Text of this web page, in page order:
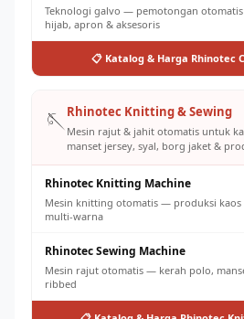
Teknologi galvo — pemotongan
hijab, apron & aksesoris
📋 Katalog & Harga Rhinotec
🪡Rhinotec Knitting & Sewing
Mesin rajut & jahit otomatis untuk
manset jersey, syal, borg jaket &
Rhinotec Knitting Machine
Mesin knitting otomatis — produksi kaos
multi-warna
Rhinotec Sewing Machine
Mesin rajut otomatis — kerah polo,
ribbed